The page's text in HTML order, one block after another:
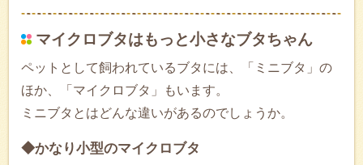
マイクロブタはもっと小さなブタちゃん
ペットとして飼われているブタには、「ミニブタ」の
ほか、「マイクロブタ」もいます。
ミニブタとはどんな違いがあるのでしょうか。
◆かなり小型のマイクロブタ